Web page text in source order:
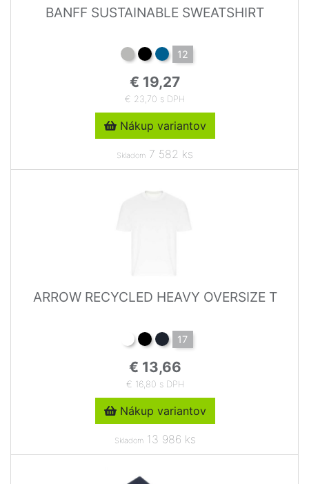
BANFF SUSTAINABLE SWEATSHIRT
12
€ 19,27
€ 23,70 s DPH
Nákup variantov
Skladom 7 582 ks
ARROW RECYCLED HEAVY OVERSIZE T
17
€ 13,66
€ 16,80 s DPH
Nákup variantov
Skladom13 986 ks